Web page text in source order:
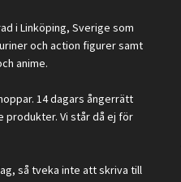
i Linköping, Sverige som
och action figurer samt
anime.
14 dagars ångerrätt
produkter. Vi står då ej för
så tveka inte att skriva till